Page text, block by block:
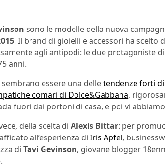
sono le modelle della nuova
. Il brand di gioielli e accessori ha scelto
agli antipodi: le due protagoniste
anni.
sembrano essere una delletendenze forti
comari di Dolce&Gabbana,
fuori dai portoni di casa, e poi vi
della scelta di Alexis Bittar: per
all’esperienza di Iris Apfel,
di Tavi Gevinson, giovane blogger